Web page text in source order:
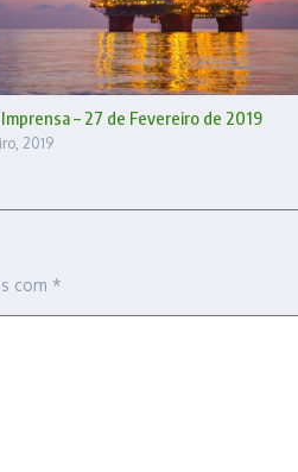
– 27 de Fevereiro de 2019
2019
com *